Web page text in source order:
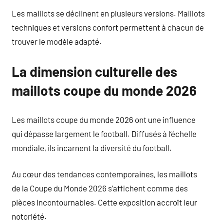
Les maillots se déclinent en plusieurs versions. Maillots
techniques et versions confort permettent à chacun de
trouver le modèle adapté.
La dimension culturelle des
maillots coupe du monde 2026
Les maillots coupe du monde 2026 ont une influence
qui dépasse largement le football. Diffusés à l’échelle
mondiale, ils incarnent la diversité du football.
Au cœur des tendances contemporaines, les maillots
de la Coupe du Monde 2026 s’affichent comme des
pièces incontournables. Cette exposition accroît leur
notoriété.